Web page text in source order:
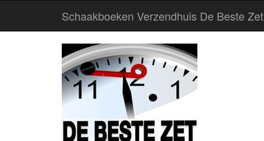
Schaakboeken Verzendhuis De Beste Zet